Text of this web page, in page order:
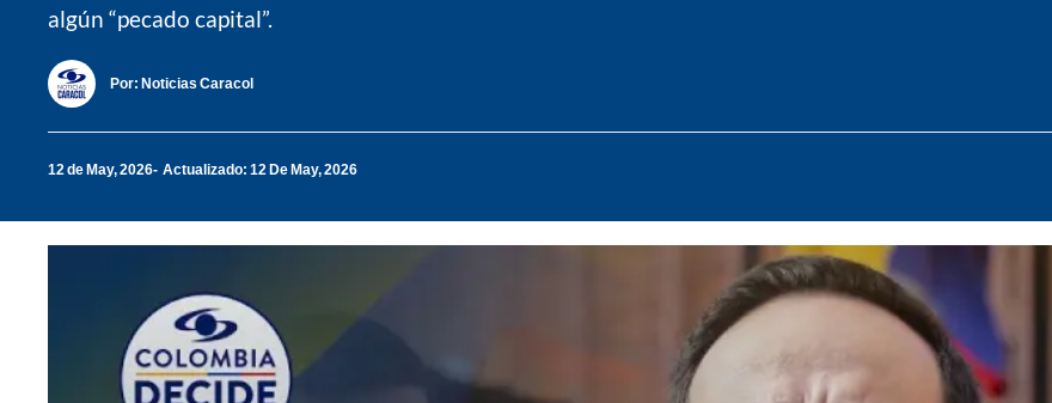
algún “pecado capital”.
Por: Noticias Caracol
12 de May, 2026 Actualizado: 12 De May, 2026